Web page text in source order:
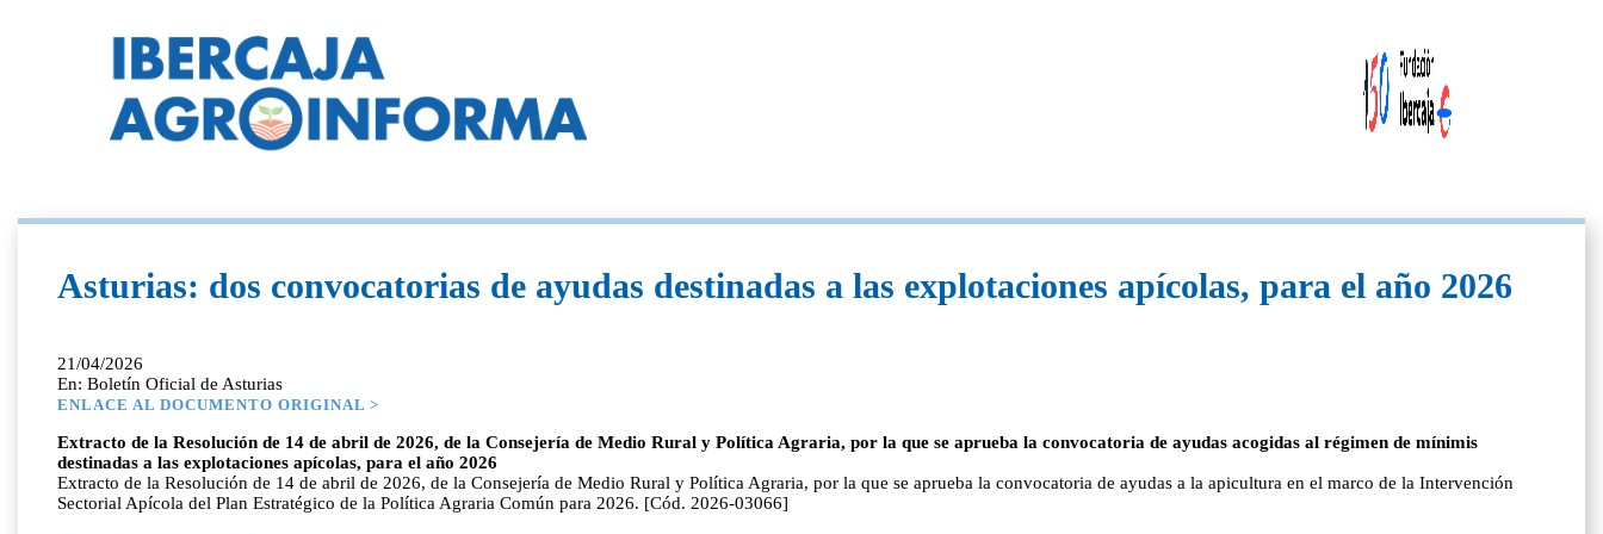
Asturias: dos convocatorias de ayudas destinadas a las explotaciones apícolas, para el año 2026
21/04/2026
En: Boletín Oficial de Asturias
ENLACE AL DOCUMENTO ORIGINAL >
Extracto de la Resolución de 14 de abril de 2026, de la Consejería de Medio Rural y Política Agraria, por la que se aprueba la convocatoria de ayudas acogidas al régimen de mínimis
destinadas a las explotaciones apícolas, para el año 2026
Extracto de la Resolución de 14 de abril de 2026, de la Consejería de Medio Rural y Política Agraria, por la que se aprueba la convocatoria de ayudas a la apicultura en el marco de la Intervención
Sectorial Apícola del Plan Estratégico de la Política Agraria Común para 2026. [Cód. 2026-03066]